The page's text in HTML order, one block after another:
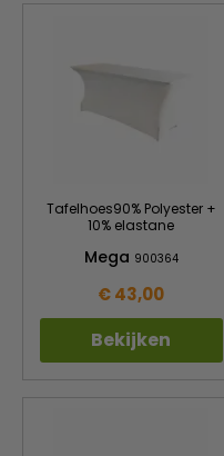
Tafelhoes90% Polyester +
10% elastane
Mega 900364
€ 43,00
Bekijken